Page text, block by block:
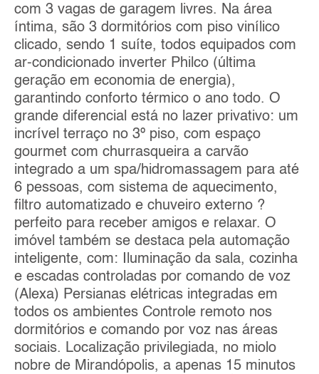
com 3 vagas de garagem livres. Na área
íntima, são 3 dormitórios com piso vinílico
clicado, sendo 1 suíte, todos equipados com
ar-condicionado inverter Philco (última
geração em economia de energia),
garantindo conforto térmico o ano todo. O
grande diferencial está no lazer privativo: um
incrível terraço no 3º piso, com espaço
gourmet com churrasqueira a carvão
integrado a um spa/hidromassagem para até
6 pessoas, com sistema de aquecimento,
filtro automatizado e chuveiro externo ?
perfeito para receber amigos e relaxar. O
imóvel também se destaca pela automação
inteligente, com: Iluminação da sala, cozinha
e escadas controladas por comando de voz
(Alexa) Persianas elétricas integradas em
todos os ambientes Controle remoto nos
dormitórios e comando por voz nas áreas
sociais. Localização privilegiada, no miolo
nobre de Mirandópolis, a apenas 15 minutos